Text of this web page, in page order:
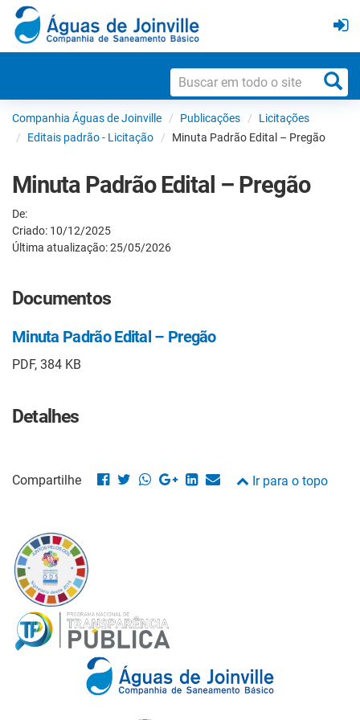
Companhia Águas de Joinville Publicações
Licitações
Editais padrão - Licitação
Minuta Padrão Edital – Pregão
Minuta Padrão Edital – Pregão
De:
Criado: 10/12/2025
Última atualização: 25/05/2026
Documentos
Minuta Padrão Edital – Pregão
PDF, 384 KB
Detalhes
Compartilhe Ir para o topo